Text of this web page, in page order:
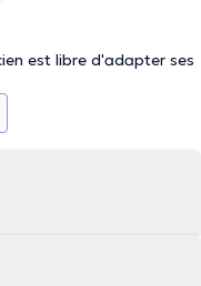
est libre d'adapter ses